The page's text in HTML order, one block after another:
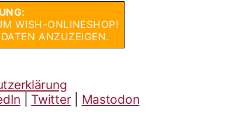
WISH-ONLINESHOP!
ANZUZEIGEN.
Twitter Mastodon